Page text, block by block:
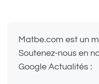
Matbe.com est un
Soutenez-nous en
Google Actualités :